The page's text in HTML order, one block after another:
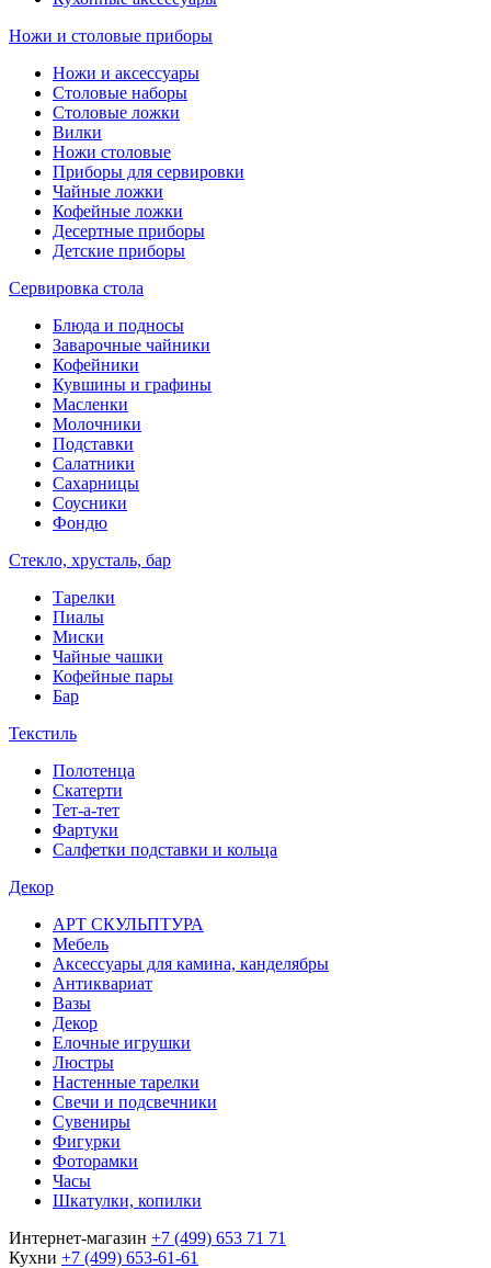
Ножи и столовые приборы
Ножи и аксессуары
Столовые наборы
Столовые ложки
Вилки
Ножи столовые
Приборы для сервировки
Чайные ложки
Кофейные ложки
Десертные приборы
Детские приборы
Сервировка стола
Блюда и подносы
Заварочные чайники
Кофейники
Кувшины и графины
Масленки
Молочники
Подставки
Салатники
Сахарницы
Соусники
Фондю
Стекло, хрусталь, бар
Тарелки
Пиалы
Миски
Чайные чашки
Кофейные пары
Бар
Текстиль
Полотенца
Скатерти
Тет-а-тет
Фартуки
Салфетки подставки и кольца
Декор
АРТ СКУЛЬПТУРА
Мебель
Аксессуары для камина, канделябры
Антиквариат
Вазы
Декор
Елочные игрушки
Люстры
Настенные тарелки
Свечи и подсвечники
Сувениры
Фигурки
Фоторамки
Часы
Шкатулки, копилки
Интернет-магазин +7 (499) 653 71 71
Кухни +7 (499) 653-61-61